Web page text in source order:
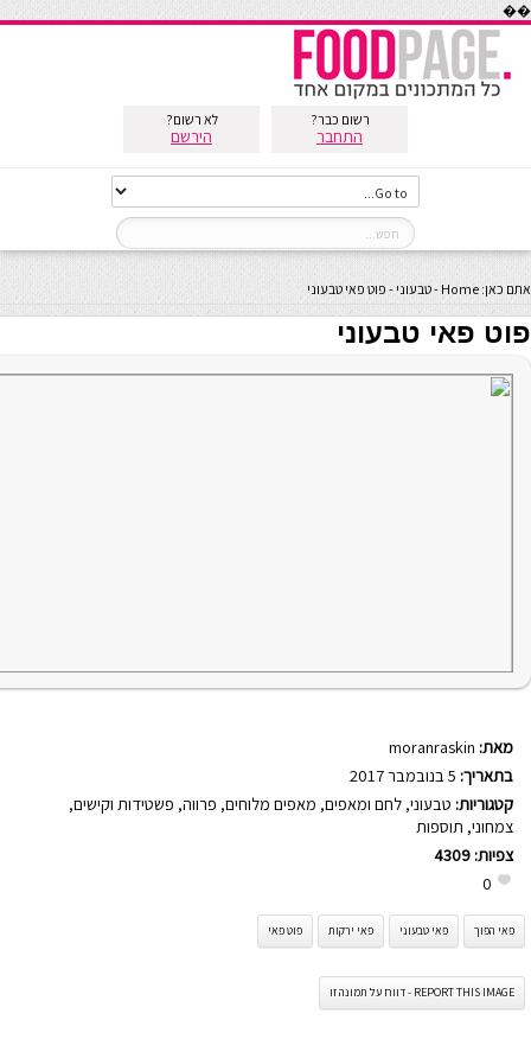
��
רשום כבר?
התחבר
לא רשום?
הירשם
אתם כאן: Home
-טבעוני - פוט פאי טבעוני
פוט פאי טבעוני
מאת: moranraskin
בתאריך:
קטגוריות: טבעוני, לחם ומאפים, מאפים מלוחים, פרווה, פשטידות וקישים,
צמחוני, תוספות
צפיות: 4309
0
פאי הפוך פאי טבעוני פאי ירקות פוט פאי
REPORT THIS IMAGE - דווח על תמונה זו